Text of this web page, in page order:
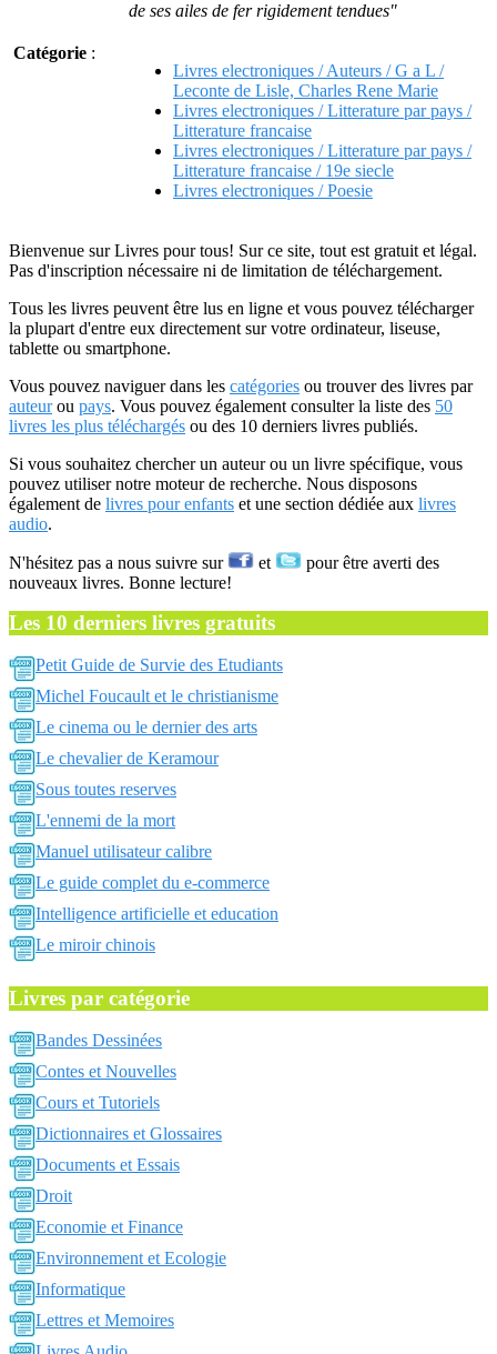
de ses ailes de fer rigidement tendues"
Catégorie :
Livres electroniques / Auteurs / G a L /
Leconte de Lisle, Charles Rene Marie
Livres electroniques / Litterature par pays /
Litterature francaise
Livres electroniques / Litterature par pays /
Litterature francaise / 19e siecle
Livres electroniques / Poesie
Bienvenue sur Livres pour tous! Sur ce site, tout est gratuit et légal.
Pas d'inscription nécessaire ni de limitation de téléchargement.
Tous les livres peuvent être lus en ligne et vous pouvez télécharger
la plupart d'entre eux directement sur votre ordinateur, liseuse,
tablette ou smartphone.
Vous pouvez naviguer dans les catégories ou trouver des livres par
auteurou pays. Vous pouvez également consulter la liste des 50
livres les plus téléchargés ou des 10 derniers livres publiés.
Si vous souhaitez chercher un auteur ou un livre spécifique, vous
pouvez utiliser notre moteur de recherche. Nous disposons
également de livres pour enfants et une section dédiée aux livres
audio.
N'hésitez pas a nous suivre sur et
pour être averti des
nouveaux livres. Bonne lecture!
Les 10 derniers livres gratuits
Petit Guide de Survie des Etudiants
Michel Foucault et le christianisme
Le cinema ou le dernier des arts
Le chevalier de Keramour
Sous toutes reserves
L'ennemi de la mort
Manuel utilisateur calibre
Le guide complet du e-commerce
Intelligence artificielle et education
Le miroir chinois
Livres par catégorie
Bandes Dessinées
Contes et Nouvelles
Cours et Tutoriels
Dictionnaires et Glossaires
Documents et Essais
Droit
Economie et Finance
Environnement et Ecologie
Informatique
Lettres et Memoires